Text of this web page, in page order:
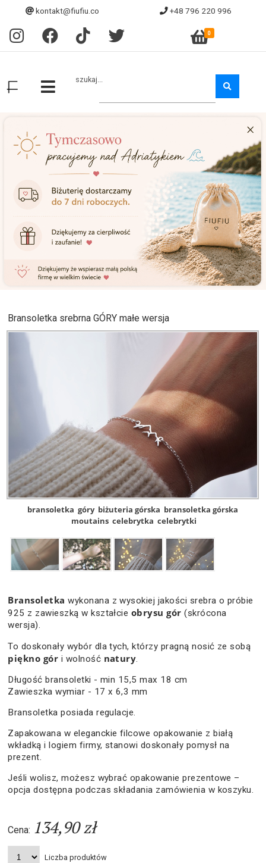
kontakt@fiufiu.co +48 796 220 996
0
szukaj...
Bransoletka srebrna GÓRY małe wersja
bransoletka góry biżuteria górska bransoletka górska
moutains celebrytka celebrytki
Bransoletkawykonana z wysokiej jakości srebra o próbie
925 z zawieszką w kształcie obrysu gór(skrócona
wersja).
To doskonały wybór dla tych, którzy pragną nosić ze sobą
piękno gór i wolność natury
Długość bransoletki - min 15,5 max 18 cm
Zawieszka wymiar - 17 x 6,3 mm
Bransoletka posiada regulacje.
Zapakowana w eleganckie filcowe opakowanie z białą
wkładką i logiem firmy, stanowi doskonały pomysł na
prezent.
Jeśli wolisz, możesz wybrać opakowanie prezentowe –
opcja dostępna podczas składania zamówienia w koszyku.
Cena: 134,90 zł
Liczba produktów